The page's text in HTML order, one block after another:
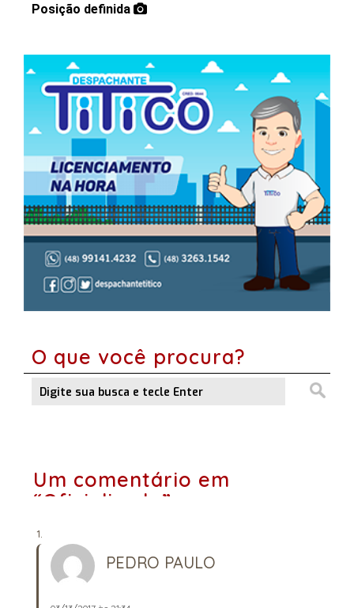
Posição definida
O que você procura?
Um comentário em
“Oficializado”
PEDRO PAULO